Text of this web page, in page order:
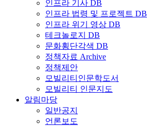
인프라 기사 DB
인프라 법령 및 프로젝트 DB
인프라 위기 영상 DB
테크놀로지 DB
문화횡단각색 DB
정책자료 Archive
정책제안
모빌리티인문학도서
모빌리티 인문지도
알림마당
일반공지
언론보도